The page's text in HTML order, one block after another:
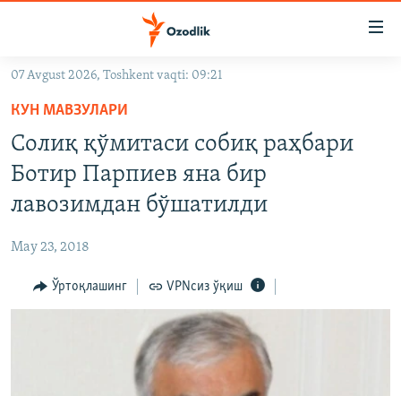
Асосий
навигацияга
ўтинг
Қидиришга
ўтинг
OZODARXIV
На русском
ИЖТИМОИЙ ТАРМОҚЛАР
Озодлик бошқа тилларда
07 Avgust 2026, Toshkent vaqti: 09:21
КУН МАВЗУЛАРИ
Солиқ қўмитаси собиқ раҳбари
Ботир Парпиев яна бир
лавозимдан бўшатилди
May 23, 2018
Ўртоқлашинг VPNсиз ўқиш